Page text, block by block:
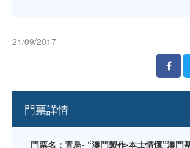
21/09/2017
門票詳情
門票名：青鳥- “澳門製作‧本土情懷”澳門